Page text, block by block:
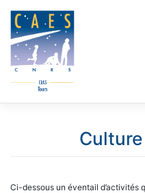
content
Ci-dessous un éventail d’activités